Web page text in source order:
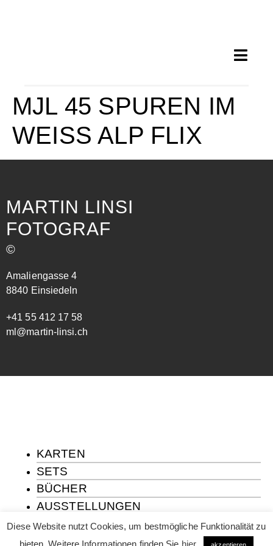
MJL 45 SPUREN IM
WEISS ALP FLIX
MARTIN LINSI
FOTOGRAF
©
Amaliengasse 4
8840 Einsiedeln
+41 55 412 17 58
ml@martin-linsi.ch
Diese Website nutzt Cookies, um bestmögliche Funktionalität zu
bieten. Weitere Informationen finden Sie hier.
KARTEN
SETS
BÜCHER
AUSSTELLUNGEN
ÜBER MICH
KONTAKT